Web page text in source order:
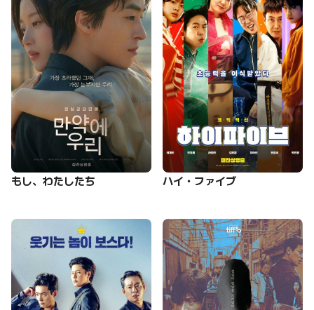
もし、わたしたち ハイ・ファイブ